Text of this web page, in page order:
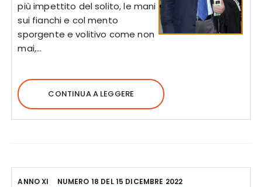
più impettito del solito, le mani
sui fianchi e col mento
sporgente e volitivo come non
mai,…
CONTINUA A LEGGERE
ANNO XI NUMERO 18 DEL 15 DICEMBRE 2022